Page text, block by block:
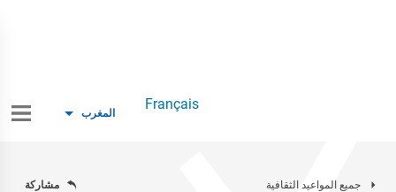
Français
المغرب
جميع المواعيد الثقافية مشاركة